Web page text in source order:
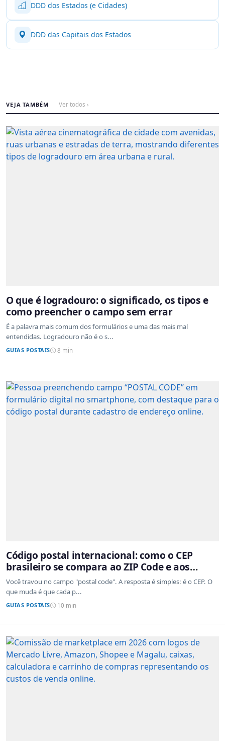
DDD dos Estados (e Cidades)
DDD das Capitais dos Estados
VEJA TAMBÉM Ver todos ›
O que é logradouro: o significado, os tipos e
como preencher o campo sem errar
É a palavra mais comum dos formulários e uma das mais mal
entendidas. Logradouro não é o s...
GUIAS POSTAIS 8 min
Código postal internacional: como o CEP
brasileiro se compara ao ZIP Code e aos
sistemas de outros países
Você travou no campo "postal code". A resposta é simples: é o CEP. O
que muda é que cada p...
GUIAS POSTAIS 10 min